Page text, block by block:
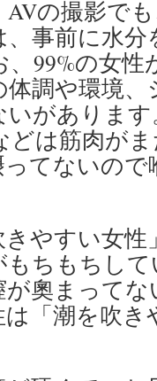
の撮影で
事前に水
99%の女
調や環境
いがありま
どは筋肉が
ってないの
やすい女
ちもちし
奧まって
「潮を吹